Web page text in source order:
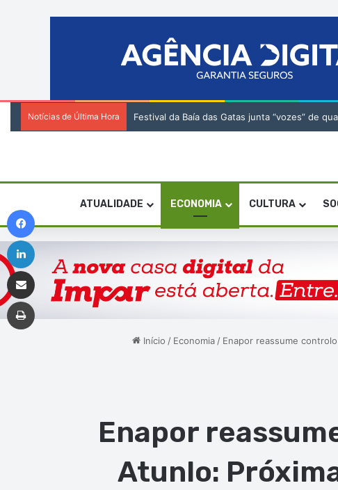
Notícias de Última Hora Festival da Baía das Gatas junta “vozes” de
ATUALIDADE ECONOMIA CULTURA
Início / Economia / Enapor reassume
Enapor
Atunlo:
Linkedin
Imprimir